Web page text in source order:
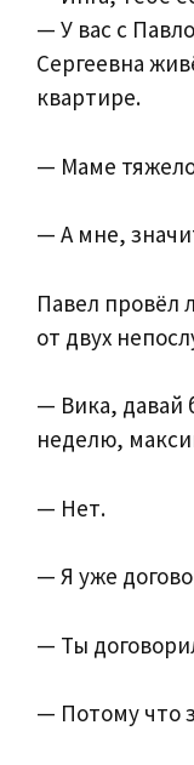
— У вас с
Сергеевна
квартире.
— Маме
— А мне,
Павел провёл
от двух
— Вика, давай
неделю,
— Нет.
— Я уже
— Ты
— Потому что